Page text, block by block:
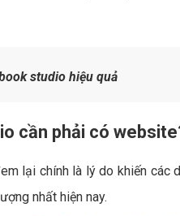
studio hiệu quả
cần phải có
lại chính là lý do khiến các
nhất hiện nay.